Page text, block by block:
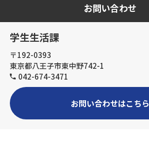
お問い合わせ
学生生活課
〒192-0393
東京都八王子市東中野742-1
042-674-3471
お問い合わせはこちら